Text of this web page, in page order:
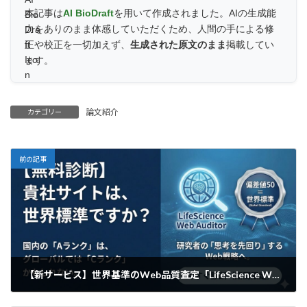
本記事はAI BioDraftを用いて作成されました。AIの生成能
力をありのまま体感していただくため、人間の手による修
正や校正を一切加えず、 生成された原文のまま掲載してい
ます。
カテゴリー 論文紹介
前の記事
【新サービス】世界基準のWeb品質査定「LifeScience Web Auditor」無料診断を開始